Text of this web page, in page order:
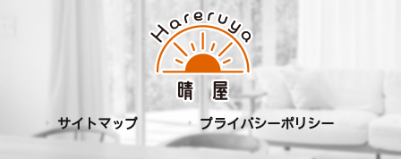
サイトマップ プライバシーポリシー